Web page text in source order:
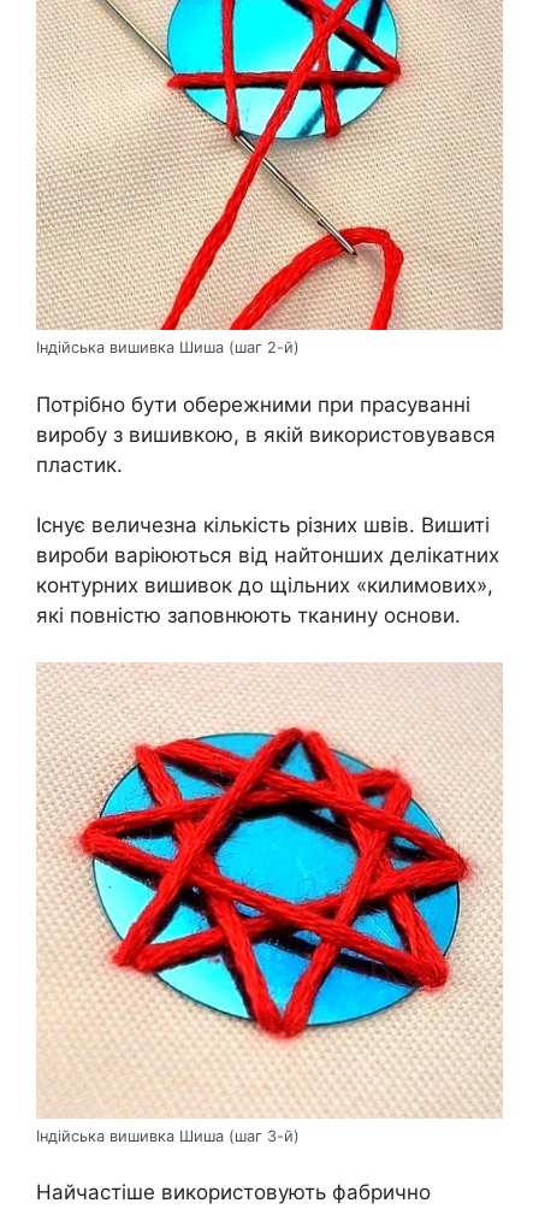
Індійська вишивка Шиша (шаг 2-й)
Потрібно бути обережними при прасуванні
виробу з вишивкою, в якій використовувався
пластик.
Існує величезна кількість різних швів. Вишиті
вироби варіюються від найтонших делікатних
контурних вишивок до щільних «килимових»,
які повністю заповнюють тканину основи.
Індійська вишивка Шиша (шаг 3-й)
Найчастіше використовують фабрично